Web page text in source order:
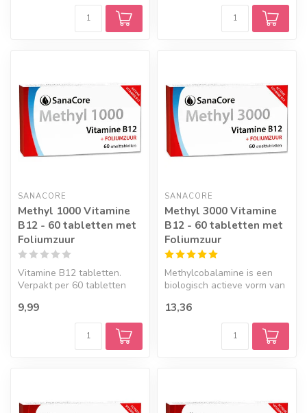
SANACORE
Methyl 1000 Vitamine
B12 - 60 tabletten met
Foliumzuur
Vitamine B12 tabletten.
Verpakt per 60 tabletten
9,99
SANACORE
Methyl 3000 Vitamine
B12 - 60 tabletten met
Foliumzuur
Methylcobalamine is een
biologisch actieve vorm van
13,36